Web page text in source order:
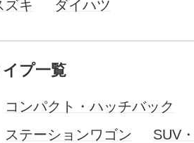
ズキ ダイハツ
プ一覧
コンパクト・ハッチバック
ステーションワゴン
SUV